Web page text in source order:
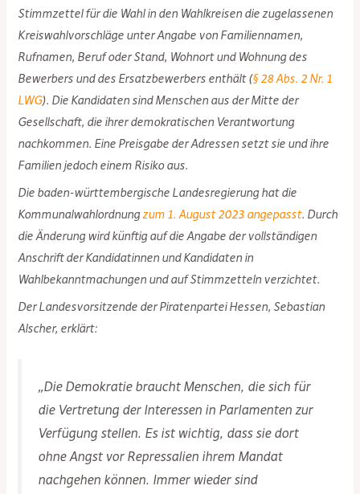
Stimmzettel für die Wahl in den Wahlkreisen die zugelassenen
Kreiswahlvorschläge unter Angabe von Familiennamen,
Rufnamen, Beruf oder Stand, Wohnort und Wohnung des
Bewerbers und des Ersatzbewerbers enthält (§ 28 Abs. 2 Nr. 1
LWG). Die Kandidaten sind Menschen aus der Mitte der
Gesellschaft, die ihrer demokratischen Verantwortung
nachkommen. Eine Preisgabe der Adressen setzt sie und ihre
Familien jedoch einem Risiko aus.
Die baden-württembergische Landesregierung hat die
Kommunalwahlordnungzum 1. August 2023 angepasst. Durch
die Änderung wird künftig auf die Angabe der vollständigen
Anschrift der Kandidatinnen und Kandidaten in
Wahlbekanntmachungen und auf Stimmzetteln verzichtet.
Der Landesvorsitzende der Piratenpartei Hessen, Sebastian
Alscher, erklärt:
„Die Demokratie braucht Menschen, die sich für
die Vertretung der Interessen in Parlamenten zur
Verfügung stellen. Es ist wichtig, dass sie dort
ohne Angst vor Repressalien ihrem Mandat
nachgehen können. Immer wieder sind